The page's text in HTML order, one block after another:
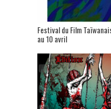
Festival du Film
au 10 avril